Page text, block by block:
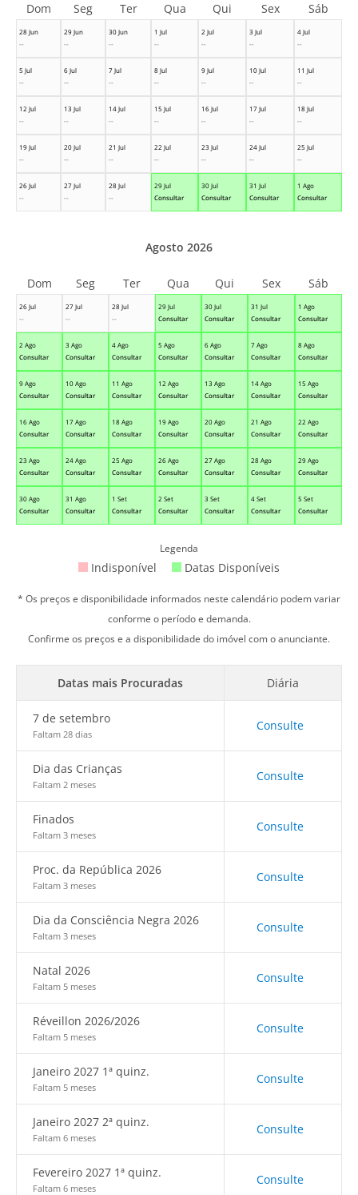
28 Jun
--
29 Jun
--
30 Jun
--
1 Jul
--
2 Jul
--
3 Jul
--
4 Jul
--
5 Jul
--
6 Jul
--
7 Jul
--
8 Jul
--
9 Jul
--
10 Jul
--
11 Jul
--
12 Jul
--
13 Jul
--
14 Jul
--
15 Jul
--
16 Jul
--
17 Jul
--
18 Jul
--
19 Jul
--
20 Jul
--
21 Jul
--
22 Jul
--
23 Jul
--
24 Jul
--
25 Jul
--
26 Jul
--
27 Jul
--
28 Jul
--
29 Jul
Consultar
30 Jul
Consultar
31 Jul
Consultar
1 Ago
Consultar
Dom Seg Ter Qua Qui Sex Sáb
26 Jul
--
27 Jul
--
28 Jul
--
29 Jul
Consultar
30 Jul
Consultar
31 Jul
Consultar
1 Ago
Consultar
2 Ago
Consultar
3 Ago
Consultar
4 Ago
Consultar
5 Ago
Consultar
6 Ago
Consultar
7 Ago
Consultar
8 Ago
Consultar
9 Ago
Consultar
10 Ago
Consultar
11 Ago
Consultar
12 Ago
Consultar
13 Ago
Consultar
14 Ago
Consultar
15 Ago
Consultar
16 Ago
Consultar
17 Ago
Consultar
18 Ago
Consultar
19 Ago
Consultar
20 Ago
Consultar
21 Ago
Consultar
22 Ago
Consultar
23 Ago
Consultar
24 Ago
Consultar
25 Ago
Consultar
26 Ago
Consultar
27 Ago
Consultar
28 Ago
Consultar
29 Ago
Consultar
30 Ago
Consultar
31 Ago
Consultar
1 Set
Consultar
2 Set
Consultar
3 Set
Consultar
4 Set
Consultar
5 Set
Consultar
Agosto 2026
Dom Seg Ter Qua Qui Sex Sáb
Legenda
Indisponível Datas Disponíveis
* Os preços e disponibilidade informados neste calendário podem variar
conforme o período e demanda.
Confirme os preços e a disponibilidade do imóvel com o anunciante.
Datas mais Procuradas Diária
7 de setembro
Faltam 28 dias
Consulte
Dia das Crianças
Faltam 2 meses
Consulte
Finados
Faltam 3 meses
Consulte
Proc. da República 2026
Faltam 3 meses
Consulte
Dia da Consciência Negra 2026
Faltam 3 meses
Consulte
Natal 2026
Faltam 5 meses
Consulte
Réveillon 2026/2026
Faltam 5 meses
Consulte
Janeiro 2027 1ª quinz.
Faltam 5 meses
Consulte
Janeiro 2027 2ª quinz.
Faltam 6 meses
Consulte
Fevereiro 2027 1ª quinz.
Faltam 6 meses
Consulte